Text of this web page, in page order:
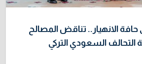
الانهيار.. تناقض المصالح
السعودي التركي